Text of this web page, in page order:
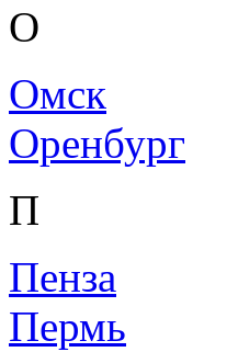
О
Омск
Оренбург
П
Пенза
Пермь